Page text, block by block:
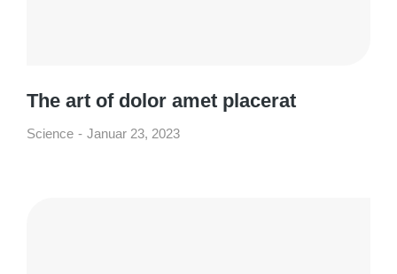
The art of dolor amet placerat
Science Januar 23, 2023